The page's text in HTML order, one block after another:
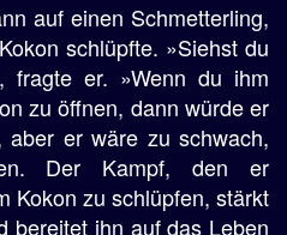
auf einen Schmetterling,
schlüpfte. »Siehst du
fragte er. »Wenn du ihm
zu öffnen, dann würde er
er wäre zu schwach,
Der Kampf, den er
Kokon zu schlüpfen, stärkt
bereitet ihn auf das Leben